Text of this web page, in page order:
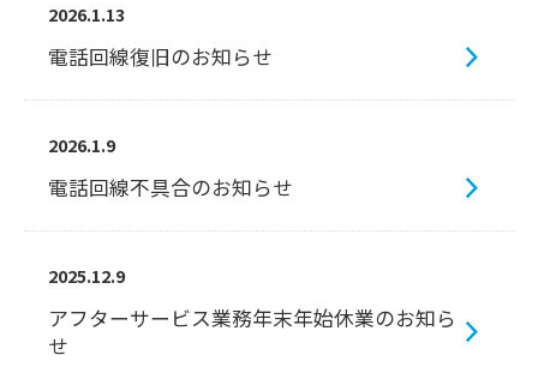
2026.1.13
電話回線復旧のお知らせ
2026.1.9
電話回線不具合のお知らせ
2025.12.9
アフターサービス業務年末年始休業のお知ら
せ